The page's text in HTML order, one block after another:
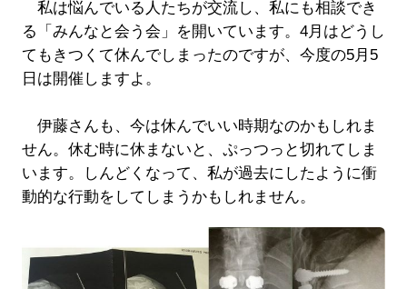
私は悩んでいる人たちが交流し、私にも相談でき
る「みんなと会う会」を開いています。4月はどうし
てもきつくて休んでしまったのですが、今度の5月5
日は開催しますよ。
伊藤さんも、今は休んでいい時期なのかもしれま
せん。休む時に休まないと、ぷっつっと切れてしま
います。しんどくなって、私が過去にしたように衝
動的な行動をしてしまうかもしれません。